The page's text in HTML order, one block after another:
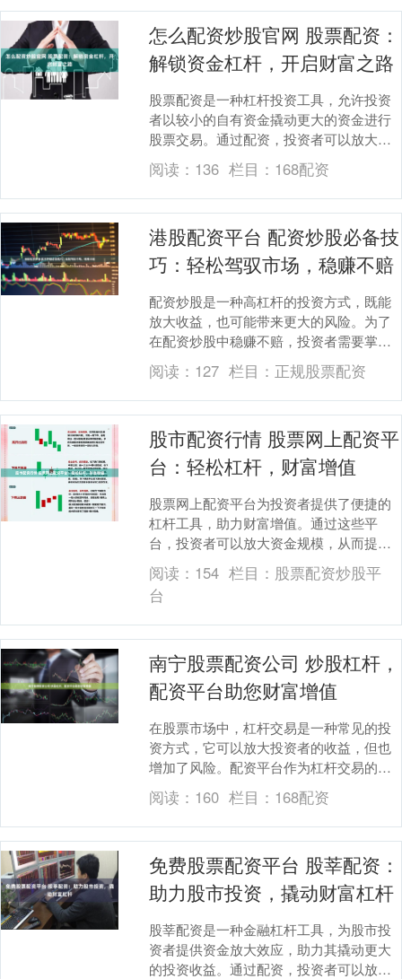
怎么配资炒股官网 股票配资：
解锁资金杠杆，开启财富之路
股票配资是一种杠杆投资工具，允许投资
者以较小的自有资金撬动更大的资金进行
股票交易。通过配资，投资者可以放大收
益，但同时也要承担更高的风险。 配资不
仅可以放大收益....
阅读： 136 栏目： 168配资
港股配资平台 配资炒股必备技
巧：轻松驾驭市场，稳赚不赔
配资炒股是一种高杠杆的投资方式，既能
放大收益，也可能带来更大的风险。为了
在配资炒股中稳赚不赔，投资者需要掌握
以下必备技巧： * **灵活操作：**按天配资
的期限....
阅读： 127 栏目： 正规股票配资
股市配资行情 股票网上配资平
台：轻松杠杆，财富增值
股票网上配资平台为投资者提供了便捷的
杠杆工具，助力财富增值。通过这些平
台，投资者可以放大资金规模，从而提高
投资收益率。 投资者可以通过实时配资股
票价格，及时了解....
阅读： 154 栏目： 股票配资炒股平
台
南宁股票配资公司 炒股杠杆，
配资平台助您财富增值
在股票市场中，杠杆交易是一种常见的投
资方式，它可以放大投资者的收益，但也
增加了风险。配资平台作为杠杆交易的提
供方，为投资者提供了便捷的杠杆融资渠
道。 * **放....
阅读： 160 栏目： 168配资
免费股票配资平台 股莘配资：
助力股市投资，撬动财富杠杆
股莘配资是一种金融杠杆工具，为股市投
资者提供资金放大效应，助力其撬动更大
的投资收益。通过配资，投资者可以放大